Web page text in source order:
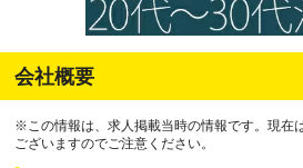
会社概要
※この情報は、求人掲載当時の情報です。現在
ございますのでご注意ください。